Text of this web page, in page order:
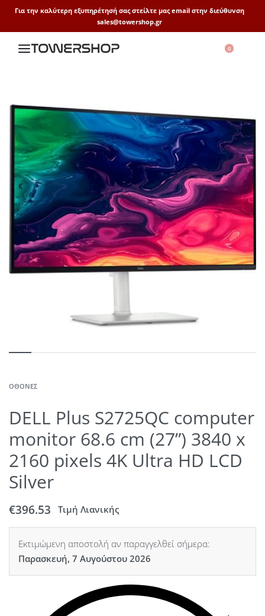
Για την καλύτερη εξυπηρέτησή σας στείλτε μας email στην διεύθυνση
sales@towershop.gr
0
ΟΘΌΝΕΣ
DELL Plus S2725QC computer
monitor 68.6 cm (27”) 3840 x
2160 pixels 4K Ultra HD LCD
Silver
€396.53 Τιμή Λιανικής
Εκτιμώμενη αποστολή αν παραγγελθεί σήμερα:
Παρασκευή, 7 Αυγούστου 2026